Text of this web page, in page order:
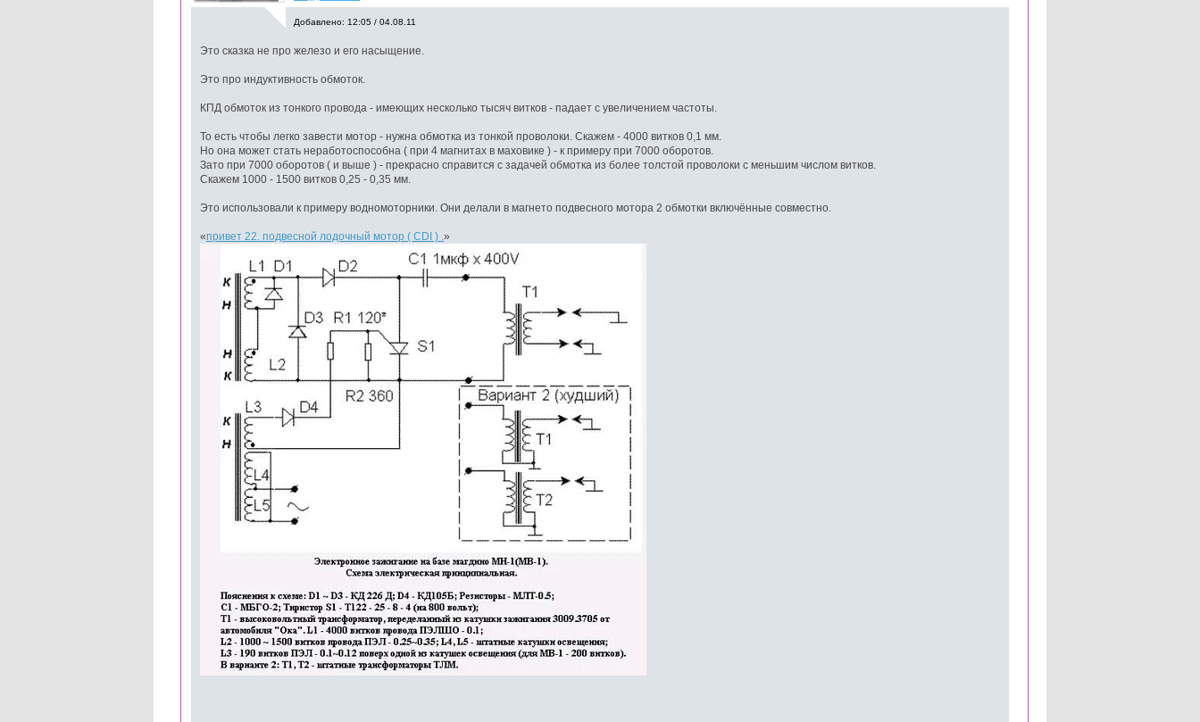
Добавлено: 12:05 / 04.08.11
Это сказка не про железо и его насыщение.
Это про индуктивность обмоток.
КПД обмоток из тонкого провода - имеющих несколько тысяч витков - падает с увеличением частоты.
То есть чтобы легко завести мотор - нужна обмотка из тонкой проволоки. Скажем - 4000 витков 0,1 мм.
Но она может стать неработоспособна ( при 4 магнитах в маховике ) - к примеру при 7000 оборотов.
Зато при 7000 оборотов ( и выше ) - прекрасно справится с задачей обмотка из более толстой проволоки с меньшим числом витков.
Скажем 1000 - 1500 витков 0,25 - 0,35 мм.
Это использовали к примеру водномоторники. Они делали в магнето подвесного мотора 2 обмотки включённые совместно.
«привет 22. подвесной лодочный мотор ( CDI ) .»